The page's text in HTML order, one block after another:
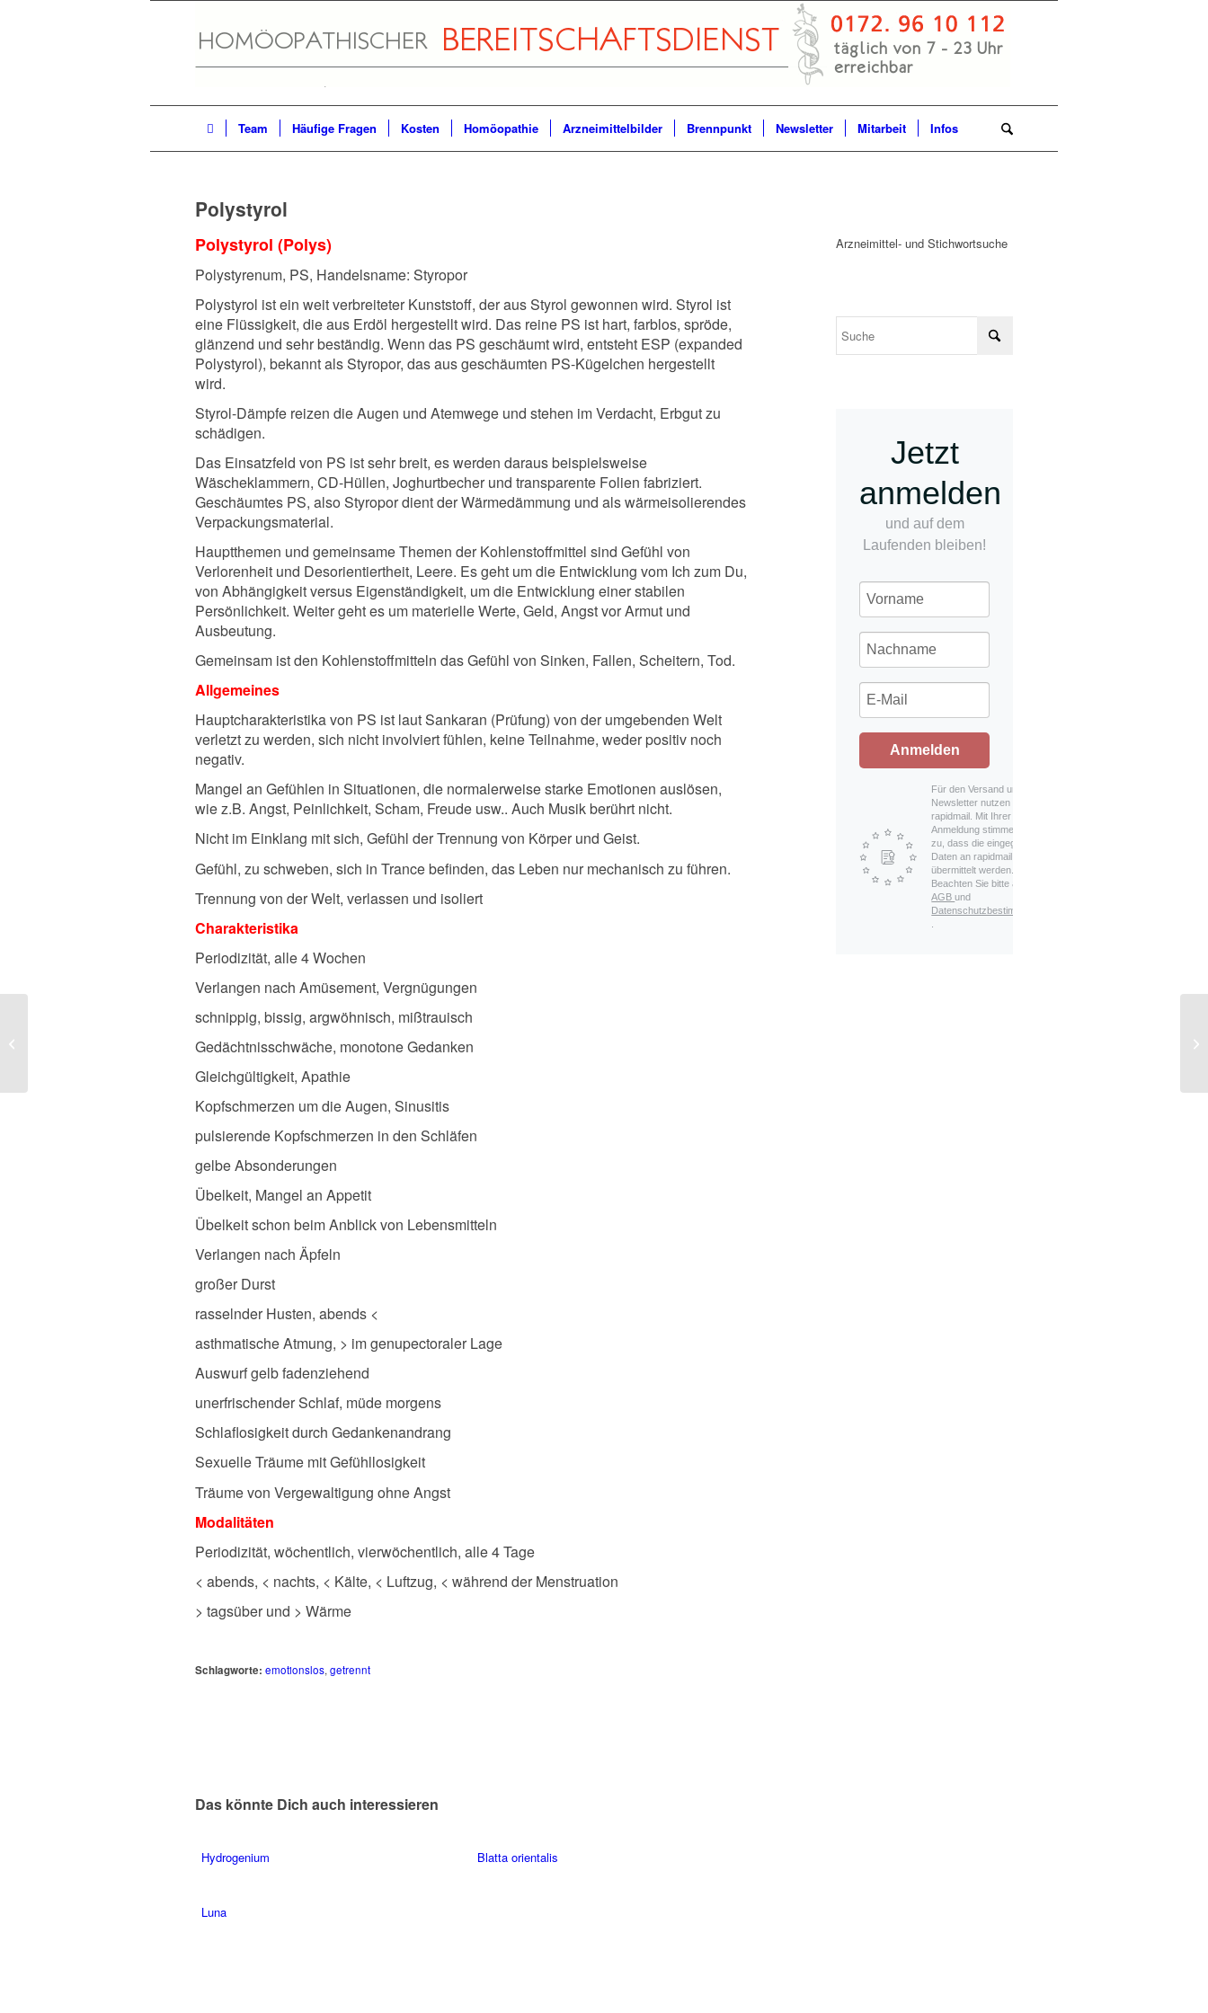
Team Häufige Fragen Kosten Homöopathie Arzneimittelbilder Brennpunkt Newsletter Mitarbeit Infos
Polystyrol
Polystyrol (Polys)
Polystyrenum, PS, Handelsname: Styropor
Polystyrol ist ein weit verbreiteter Kunststoff, der aus Styrol gewonnen wird. Styrol ist
eine Flüssigkeit, die aus Erdöl hergestellt wird. Das reine PS ist hart, farblos, spröde,
glänzend und sehr beständig. Wenn das PS geschäumt wird, entsteht ESP (expanded
Polystyrol), bekannt als Styropor, das aus geschäumten PS-Kügelchen hergestellt
wird.
Styrol-Dämpfe reizen die Augen und Atemwege und stehen im Verdacht, Erbgut zu
schädigen.
Das Einsatzfeld von PS ist sehr breit, es werden daraus beispielsweise
Wäscheklammern, CD-Hüllen, Joghurtbecher und transparente Folien fabriziert.
Geschäumtes PS, also Styropor dient der Wärmedämmung und als wärmeisolierendes
Verpackungsmaterial.
Hauptthemen und gemeinsame Themen der Kohlenstoffmittel sind Gefühl von
Verlorenheit und Desorientiertheit, Leere. Es geht um die Entwicklung vom Ich zum Du,
von Abhängigkeit versus Eigenständigkeit, um die Entwicklung einer stabilen
Persönlichkeit. Weiter geht es um materielle Werte, Geld, Angst vor Armut und
Ausbeutung.
Gemeinsam ist den Kohlenstoffmitteln das Gefühl von Sinken, Fallen, Scheitern, Tod.
Allgemeines
Hauptcharakteristika von PS ist laut Sankaran (Prüfung) von der umgebenden Welt
verletzt zu werden, sich nicht involviert fühlen, keine Teilnahme, weder positiv noch
negativ.
Mangel an Gefühlen in Situationen, die normalerweise starke Emotionen auslösen,
wie z.B. Angst, Peinlichkeit, Scham, Freude usw.. Auch Musik berührt nicht.
Nicht im Einklang mit sich, Gefühl der Trennung von Körper und Geist.
Gefühl, zu schweben, sich in Trance befinden, das Leben nur mechanisch zu führen.
Trennung von der Welt, verlassen und isoliert
Charakteristika
Periodizität, alle 4 Wochen
Verlangen nach Amüsement, Vergnügungen
schnippig, bissig, argwöhnisch, mißtrauisch
Gedächtnisschwäche, monotone Gedanken
Gleichgültigkeit, Apathie
Kopfschmerzen um die Augen, Sinusitis
pulsierende Kopfschmerzen in den Schläfen
gelbe Absonderungen
Übelkeit, Mangel an Appetit
Übelkeit schon beim Anblick von Lebensmitteln
Verlangen nach Äpfeln
großer Durst
rasselnder Husten, abends <
asthmatische Atmung, > im genupectoraler Lage
Auswurf gelb fadenziehend
unerfrischender Schlaf, müde morgens
Schlaflosigkeit durch Gedankenandrang
Sexuelle Träume mit Gefühllosigkeit
Träume von Vergewaltigung ohne Angst
Modalitäten
Periodizität, wöchentlich, vierwöchentlich, alle 4 Tage
< abends, < nachts, < Kälte, < Luftzug, < während der Menstruation
> tagsüber und > Wärme
Schlagworte: emotionslos, getrennt
Das könnte Dich auch interessieren
Hydrogenium Blatta orientalis
Luna
Arzneimittel- und Stichwortsuche
Jetzt
anmelden
und auf dem
Laufenden bleiben!
Anmelden
Für den Versand unserer
Newsletter nutzen wir
rapidmail. Mit Ihrer
Anmeldung stimmen Sie
zu, dass die eingegebenen
Daten an rapidmail
übermittelt werden.
Beachten Sie bitte auch die
AGBund
Datenschutzbestimmungen